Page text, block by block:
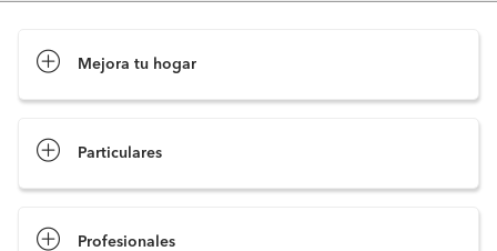
Mejora tu hogar
Particulares
Profesionales